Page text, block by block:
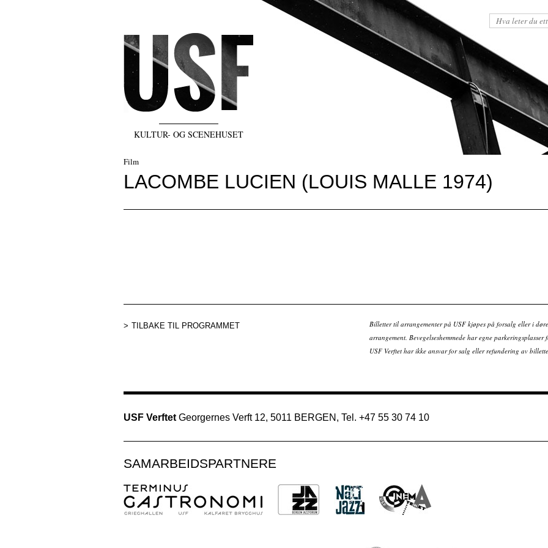
KULTUR- OG SCENEHUSET
Film
LACOMBE LUCIEN (LOUIS MALLE 1974)
TILBAKE TIL PROGRAMMET
Billetter til arrangementer på USF kjøpes på forsalg eller i
arrangement. Bevegelseshemmede har egne
USF Verftet har ikke ansvar for salg eller refundering av
USF Verftet Georgernes Verft 12, 5011 BERGEN, Tel. +47 55 30 74 10
SAMARBEIDSPARTNERE